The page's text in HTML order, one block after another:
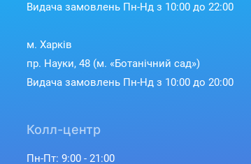
Видача замовлень Пн-Нд з 10:00 до 22:00
м. Харків
пр. Науки, 48 (м. «Ботанічний сад»)
Видача замовлень Пн-Нд з 10:00 до 20:00
Колл-центр
Пн-Пт: 9:00 - 21:00